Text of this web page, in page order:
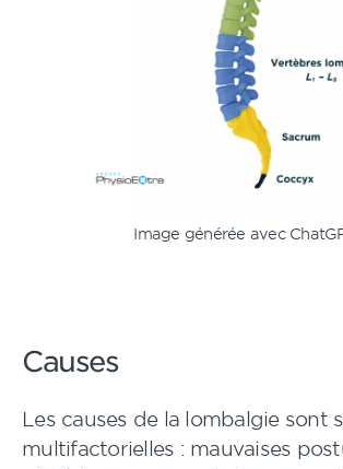
Image générée avec
Causes
Les causes de la lombalgie sont
multifactorielles : mauvaises